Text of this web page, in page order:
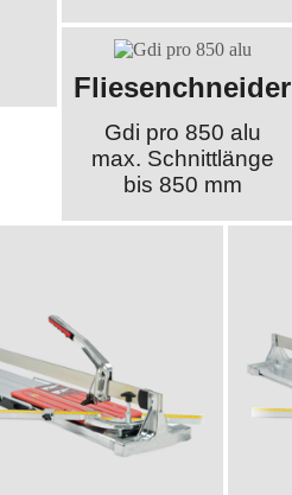
Fliesenchneider
Gdi pro 850 alu
max. Schnittlänge
bis 850 mm